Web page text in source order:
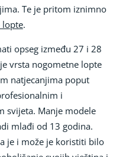
Te je pritom iznimno
lopte.
opseg između 27 i 28
vrsta nogometne lopte
natjecanjima poput
i
svijeta. Manje modele
mlađi od 13 godina.
je i može je koristiti bilo